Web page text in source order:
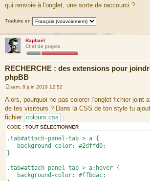
qui renvoie à l'onglet, une sorte de raccourci ?
Traduire en
Raphaël
Chef de projets
RECHERCHE : des extensions pour
phpBB
s
s
a
g
e
sam. 8 juin 2019 12:52
Alors, pourquoi ne pas colorer l’onglet fichier joint
de tes visiteurs ? Dans la CSS de ton style tu
fichier colours.css :
CODE : TOUT SÉLECTIONNER
.tab#attach-panel-tab > a {
background-color: #2dffd0;
}
.tab#attach-panel-tab > a:hover {
background-color: #ffbdac;